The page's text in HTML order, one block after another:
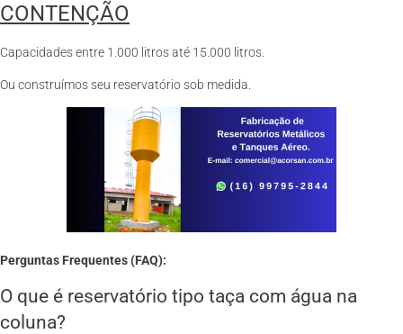
CONTENÇÃO
Capacidades entre 1.000 litros até 15.000 litros.
Ou construímos seu reservatório sob medida.
Perguntas Frequentes (FAQ):
O que é reservatório tipo taça com água na
coluna?